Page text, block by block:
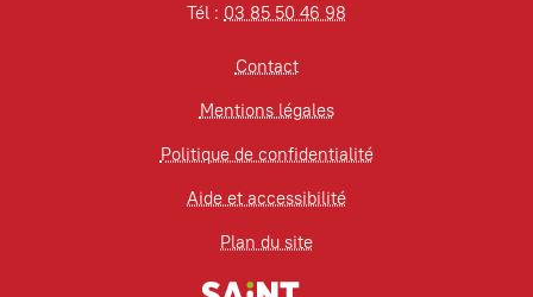
Tél : 03 85 50 46 98
Contact
Mentions légales
Politique de confidentialité
Aide et accessibilité
Plan du site